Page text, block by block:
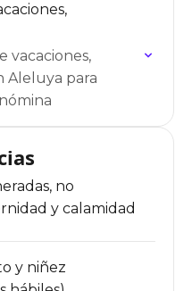
vacaciones,
Aleluya para
no
y calamidad
y niñez